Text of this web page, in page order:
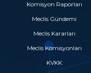
Komisyon Raporları
Meclis Gündemi
Meclis Kararları
Meclis Komisyonları
KVKK